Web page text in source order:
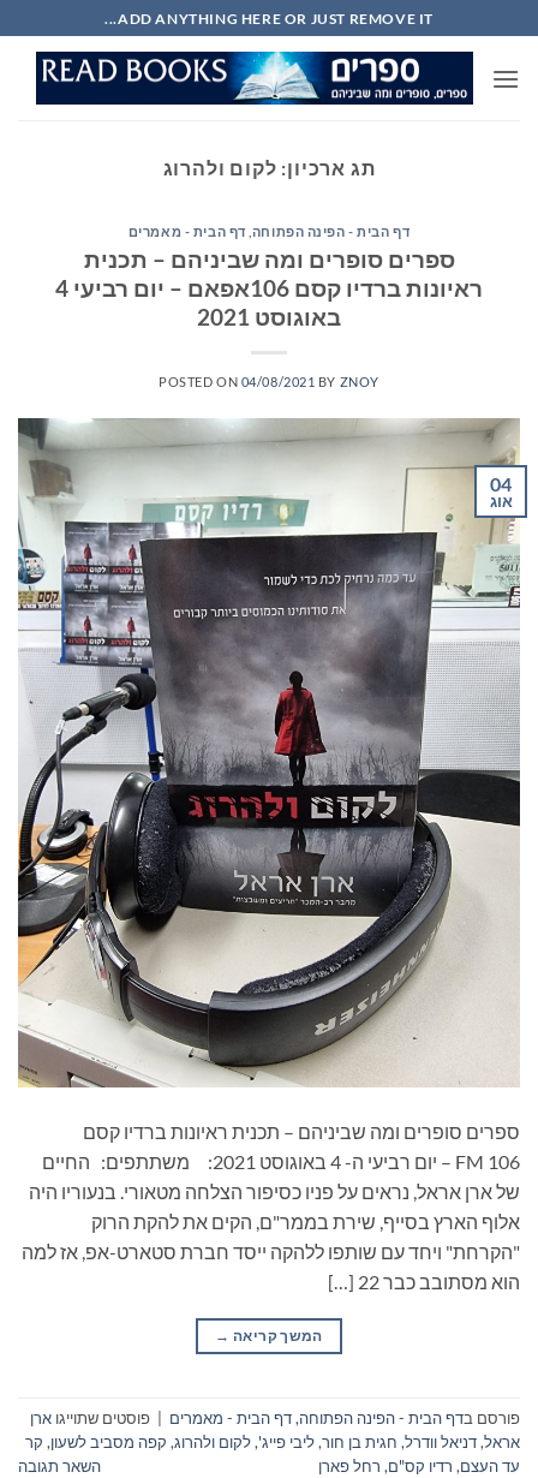
to
content
ADD ANYTHING HERE OR JUST REMOVE IT...
תג ארכיון: לקום ולהרוג
דף הבית - הפינה הפתוחה דף הבית - מאמרים
ספרים סופרים ומה שביניהם – תכנית
ראיונות ברדיו קסם 106אפאם – יום רביעי 4
באוגוסט 2021
POSTED ON 04/08/2021 BY ZNOY
04
אוג
ספרים סופרים ומה שביניהם – תכנית ראיונות ברדיו קסם
106 FM – יום רביעי ה- 4 באוגוסט 2021: משתתפים: החיים
של ארן אראל, נראים על פניו כסיפור הצלחה מטאורי. בנעוריו היה
אלוף הארץ בסייף, שירת בממר"ם, הקים את להקת הרוק
"הקרחת" ויחד עם שותפו ללהקה ייסד חברת סטארט-אפ, אז למה
הוא מסתובב כבר 22 […]
המשך קריאה →
פורסם בדף הבית - הפינה הפתוחה,דף הבית - מאמרים פוסטים שתוייגו ארן
אראל,דניאל וודרל, חגית בן חור,ליבי פייג',לקום ולהרוג, קפה מסביב לשעון, קר
עד העצם, רדיו קס"ם, רחל פארן השאר תגובה